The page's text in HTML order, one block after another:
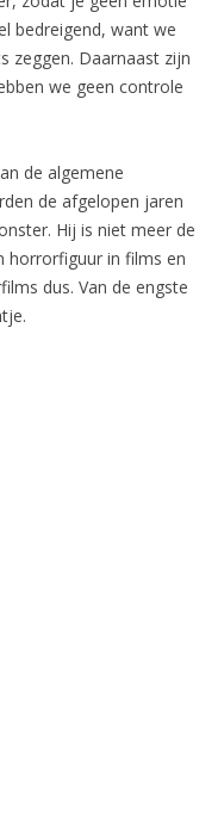
bedreigend, want we
zeggen. Daarnaast zijn
we geen controle
de algemene
de afgelopen jaren
Hij is niet meer de
horrorfiguur in films en
dus. Van de engste